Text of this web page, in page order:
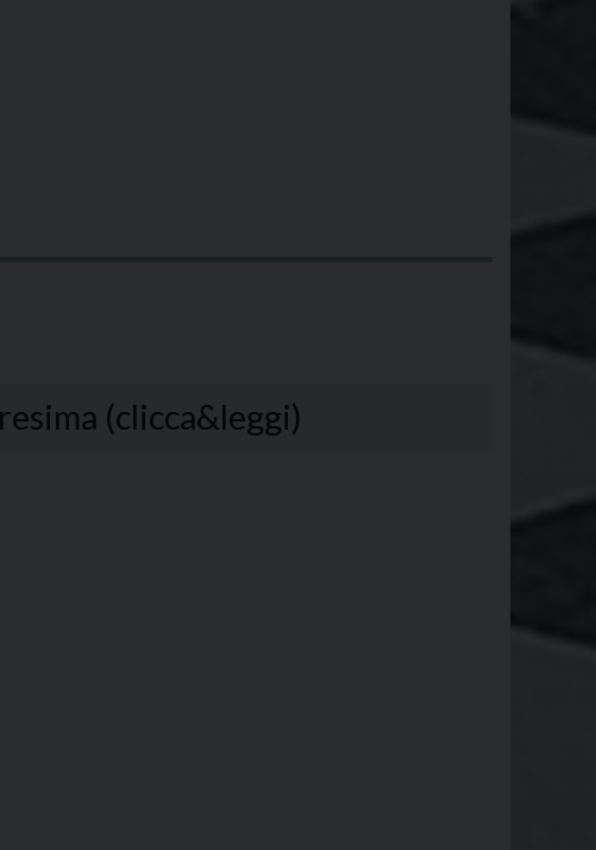
(clicca&leggi)